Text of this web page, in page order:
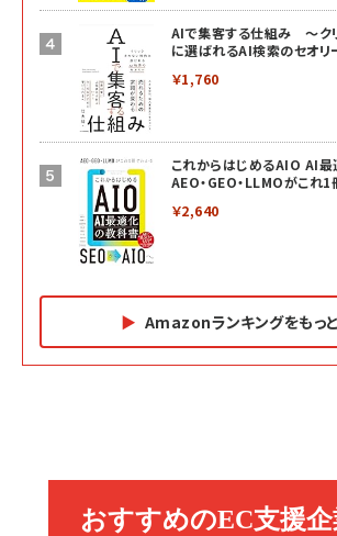
AIで集客する仕組み ～ク
に選ばれるAI検索のセオリ
￥1,760
これからはじめるAIO AI
AEO・GEO・LLMOがこれ
￥2,640
Amazonランキングをもっ
副業
￥1,870
カラダ2026／宮舘涼太]
￥880